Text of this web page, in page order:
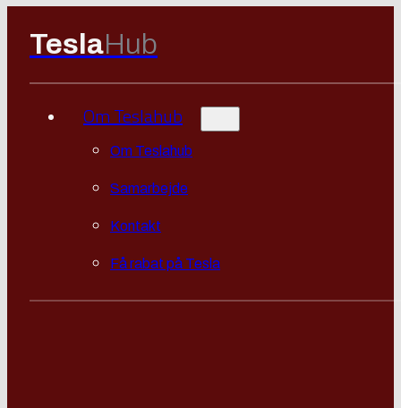
TeslaHub
Om Teslahub
Om Teslahub
Samarbejde
Kontakt
Få rabat på Tesla